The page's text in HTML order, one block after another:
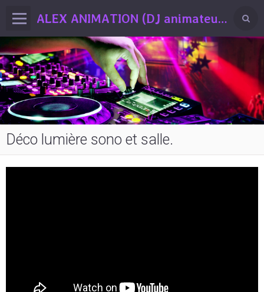
ALEX ANIMATION (DJ animateur professionnel Drôme / Ardèche)
Déco lumière sono et salle.